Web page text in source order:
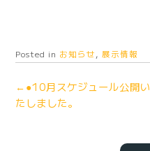
Posted in お知らせ,展示情報
←●10月スケジュール公開い
たしました。